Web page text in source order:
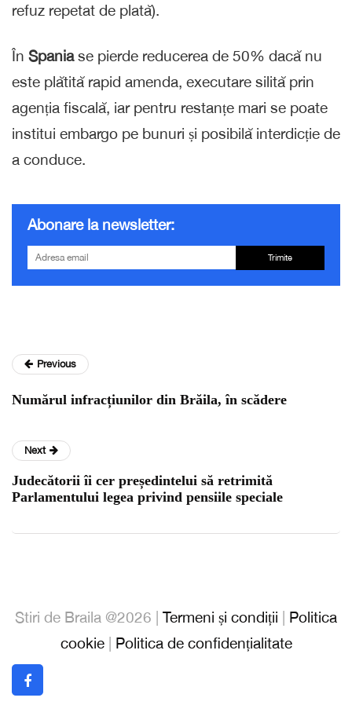
refuz repetat de plată).
În Spaniase pierde reducerea de 50% dacă nu
este plătită rapid amenda, executare silită prin
agenția fiscală, iar pentru restanțe mari se poate
institui embargo pe bunuri și posibilă interdicție de
a conduce.
Abonare la newsletter:
Trimite
Previous
Numărul infracțiunilor din Brăila, în scădere
Next
Judecătorii îi cer președintelui să retrimită
Parlamentului legea privind pensiile speciale
Stiri de Braila @2026 | Termeni și condiții
Politica
cookie| Politica de confidențialitate